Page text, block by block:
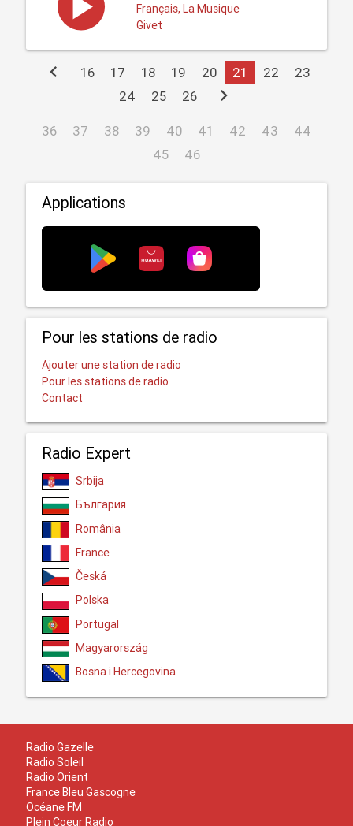
Français, La Musique
Givet
chevron_left 16 17 18 19 20 21 22
23
24
25 26 chevron_right
36 37 38 39 40 41 42 43
44
45
46
Applications
Pour les stations de radio
Ajouter une station de radio
Pour les stations de radio
Contact
Radio Expert
Srbija
България
România
France
Česká
Polska
Portugal
Magyarország
Bosna i Hercegovina
Radio Gazelle
Radio Soleil
Radio Orient
France Bleu Gascogne
Océane FM
Plein Coeur Radio